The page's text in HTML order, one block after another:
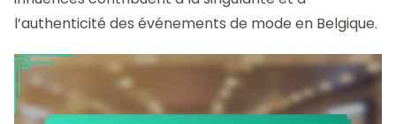
l’authenticité des événements de mode en Belgique.